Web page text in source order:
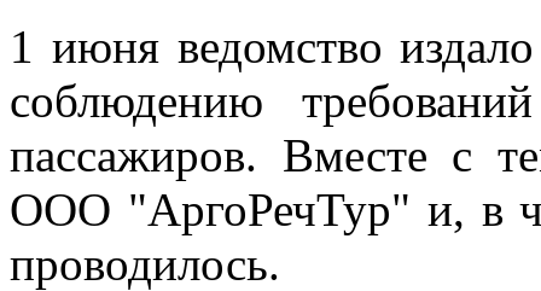
1 июня ведомство
соблюдению
пассажиров. Вместе с
ООО "АргоРечТур" и, в
проводилось.